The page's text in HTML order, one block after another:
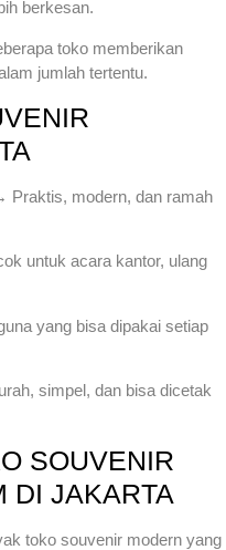
berkesan.
toko memberikan
jumlah tertentu.
Praktis, modern, dan ramah
untuk acara kantor, ulang
yang bisa dipakai setiap
simpel, dan bisa dicetak
SOUVENIR
DI JAKARTA
toko souvenir modern yang